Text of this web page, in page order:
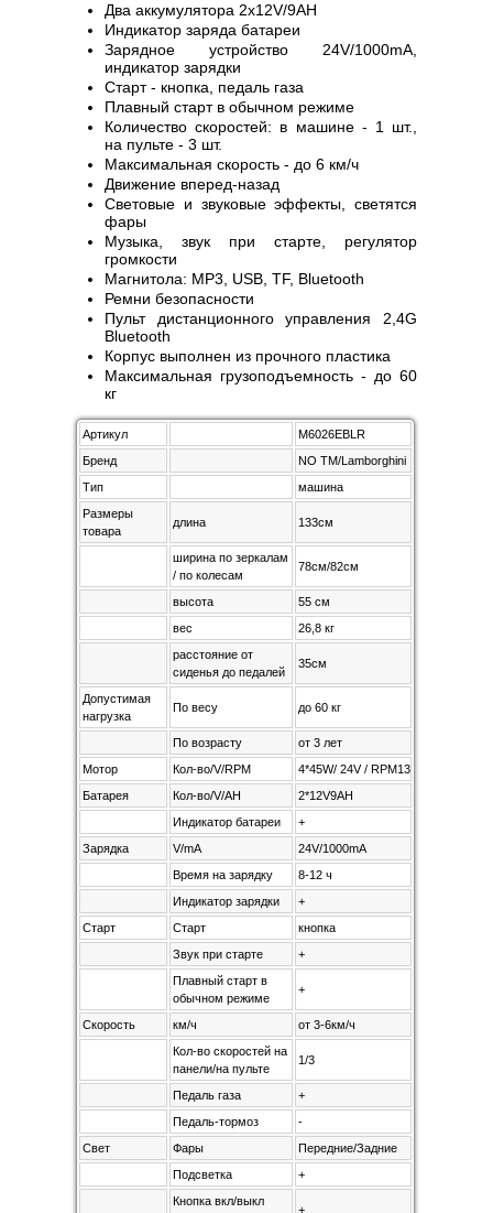
Два аккумулятора 2х12V/9AH
Индикатор заряда батареи
Зарядное устройство 24V/1000mA,
индикатор зарядки
Старт - кнопка, педаль газа
Плавный старт в обычном режиме
Количество скоростей: в машине - 1 шт.,
на пульте - 3 шт.
Максимальная скорость - до 6 км/ч
Движение вперед-назад
Световые и звуковые эффекты, светятся
фары
Музыка, звук при старте, регулятор
громкости
Магнитола: MP3, USB, TF, Bluetooth
Ремни безопасности
Пульт дистанционного управления 2,4G
Bluetooth
Корпус выполнен из прочного пластика
Максимальная грузоподъемность - до 60
кг
Артикул
М6026EBLR
Бренд
NO TM/Lamborghini
Тип
машина
Размеры
товара
длина 133см
ширина по зеркалам
/ по колесам
78см/82см
высота
55 см
вес
26,8 кг
расстояние от
сиденья до педалей
35см
Допустимая
нагрузка
По весу до 60 кг
По возрасту
от 3 лет
Мотор
Кол-во/V/RPM
4*45W/ 24V / RPM13500
Батарея
Кол-во/V/AH
2*12V9AH
Индикатор батареи
+
Зарядка
V/mA
24V/1000mA
Время на зарядку
8-12 ч
Индикатор зарядки
+
Старт
Старт
кнопка
Звук при старте
+
Плавный старт в
обычном режиме
+
Скорость км/ч
от 3-6км/ч
Кол-во скоростей на
панели/на пульте
1/3
Педаль газа
+
Педаль-тормоз
-
Свет
Фары
Передние/Задние
Подсветка
+
Кнопка вкл/выкл
+